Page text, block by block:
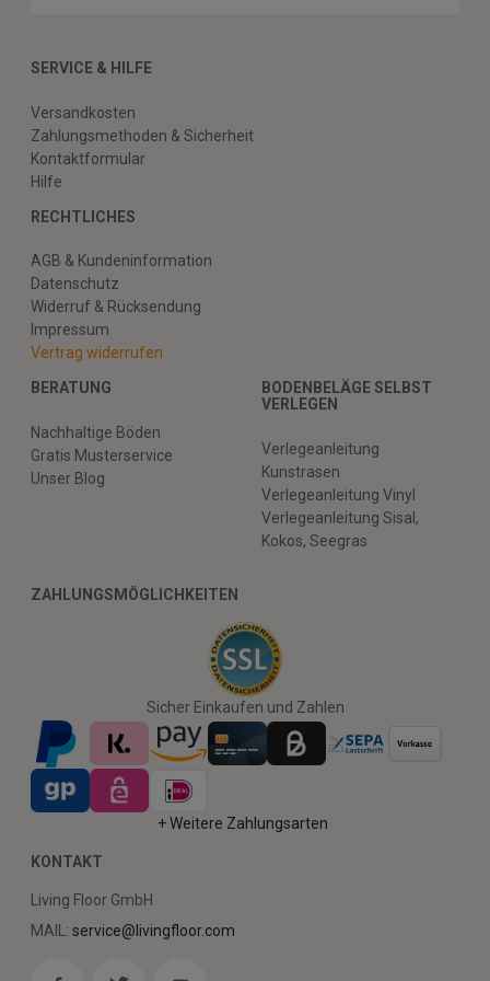
SERVICE & HILFE
Versandkosten
Zahlungsmethoden & Sicherheit
Kontaktformular
Hilfe
RECHTLICHES
AGB & Kundeninformation
Datenschutz
Widerruf & Rücksendung
Impressum
Vertrag widerrufen
BERATUNG
Nachhaltige Böden
Gratis Musterservice
Unser Blog
BODENBELÄGE SELBST
VERLEGEN
Verlegeanleitung
Kunstrasen
Verlegeanleitung Vinyl
Verlegeanleitung Sisal,
Kokos, Seegras
ZAHLUNGSMÖGLICHKEITEN
Sicher Einkaufen und Zahlen
+ Weitere Zahlungsarten
KONTAKT
Living Floor GmbH
MAIL: service@livingfloor.com